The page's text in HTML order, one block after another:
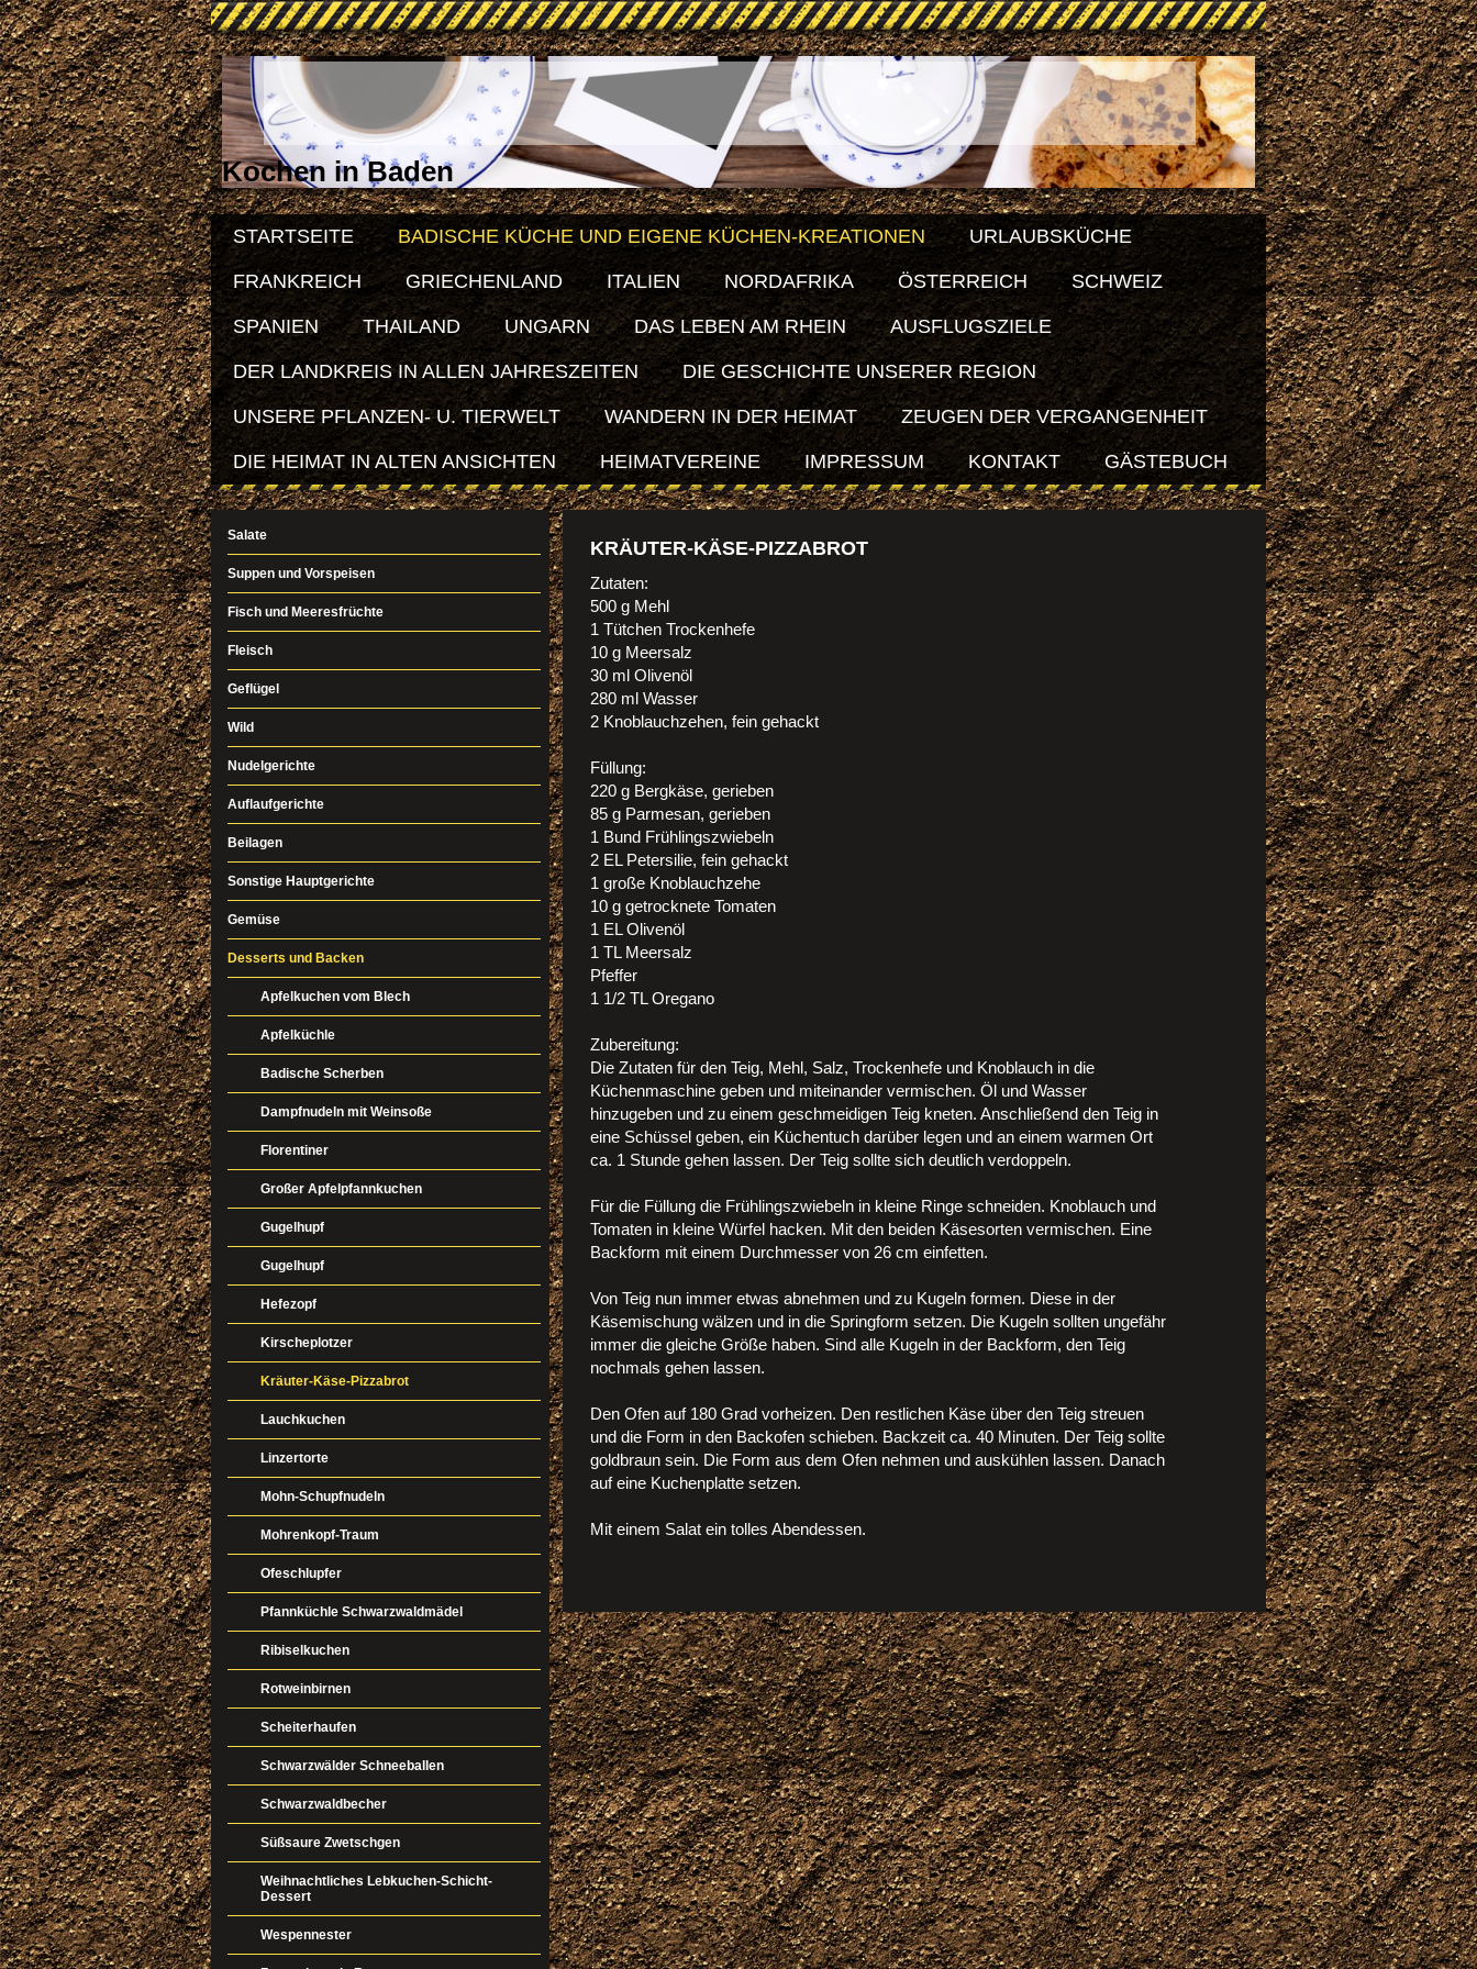
Kochen in Baden
STARTSEITE BADISCHE KÜCHE UND EIGENE KÜCHEN-KREATIONEN URLAUBSKÜCHE
FRANKREICH GRIECHENLAND ITALIEN NORDAFRIKA ÖSTERREICH SCHWEIZ
SPANIEN THAILAND UNGARN DAS LEBEN AM RHEIN AUSFLUGSZIELE
DER LANDKREIS IN ALLEN JAHRESZEITEN DIE GESCHICHTE UNSERER REGION
UNSERE PFLANZEN- U. TIERWELT WANDERN IN DER HEIMAT ZEUGEN DER VERGANGENHEIT
DIE HEIMAT IN ALTEN ANSICHTEN HEIMATVEREINE IMPRESSUM KONTAKT GÄSTEBUCH
KRÄUTER-KÄSE-PIZZABROT
Zutaten:
500 g Mehl
1 Tütchen Trockenhefe
10 g Meersalz
30 ml Olivenöl
280 ml Wasser
2 Knoblauchzehen, fein gehackt
Füllung:
220 g Bergkäse, gerieben
85 g Parmesan, gerieben
1 Bund Frühlingszwiebeln
2 EL Petersilie, fein gehackt
1 große Knoblauchzehe
10 g getrocknete Tomaten
1 EL Olivenöl
1 TL Meersalz
Pfeffer
1 1/2 TL Oregano
Zubereitung:
Die Zutaten für den Teig, Mehl, Salz, Trockenhefe und Knoblauch in die
Küchenmaschine geben und miteinander vermischen. Öl und Wasser
hinzugeben und zu einem geschmeidigen Teig kneten. Anschließend den Teig in
eine Schüssel geben, ein Küchentuch darüber legen und an einem warmen Ort
ca. 1 Stunde gehen lassen. Der Teig sollte sich deutlich verdoppeln.
Für die Füllung die Frühlingszwiebeln in kleine Ringe schneiden. Knoblauch und
Tomaten in kleine Würfel hacken. Mit den beiden Käsesorten vermischen. Eine
Backform mit einem Durchmesser von 26 cm einfetten.
Von Teig nun immer etwas abnehmen und zu Kugeln formen. Diese in der
Käsemischung wälzen und in die Springform setzen. Die Kugeln sollten ungefähr
immer die gleiche Größe haben. Sind alle Kugeln in der Backform, den Teig
nochmals gehen lassen.
Den Ofen auf 180 Grad vorheizen. Den restlichen Käse über den Teig streuen
und die Form in den Backofen schieben. Backzeit ca. 40 Minuten. Der Teig sollte
goldbraun sein. Die Form aus dem Ofen nehmen und auskühlen lassen. Danach
auf eine Kuchenplatte setzen.
Mit einem Salat ein tolles Abendessen.
Salate
Suppen und Vorspeisen
Fisch und Meeresfrüchte
Fleisch
Geflügel
Wild
Nudelgerichte
Auflaufgerichte
Beilagen
Sonstige Hauptgerichte
Gemüse
Desserts und Backen
Apfelkuchen vom Blech
Apfelküchle
Badische Scherben
Dampfnudeln mit Weinsoße
Florentiner
Großer Apfelpfannkuchen
Gugelhupf
Gugelhupf
Hefezopf
Kirscheplotzer
Kräuter-Käse-Pizzabrot
Lauchkuchen
Linzertorte
Mohn-Schupfnudeln
Mohrenkopf-Traum
Ofeschlupfer
Pfannküchle Schwarzwaldmädel
Ribiselkuchen
Rotweinbirnen
Scheiterhaufen
Schwarzwälder Schneeballen
Schwarzwaldbecher
Süßsaure Zwetschgen
Weihnachtliches Lebkuchen-Schicht-
Dessert
Wespennester